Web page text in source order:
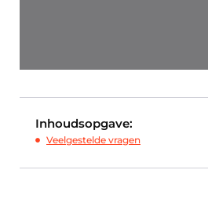
Inhoudsopgave:
Veelgestelde vragen